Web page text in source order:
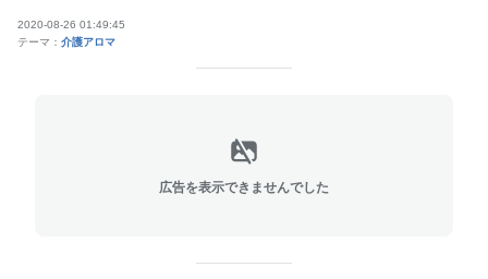
2020-08-26 01:49:45
テーマ： 介護アロマ
広告を表示できませんでした